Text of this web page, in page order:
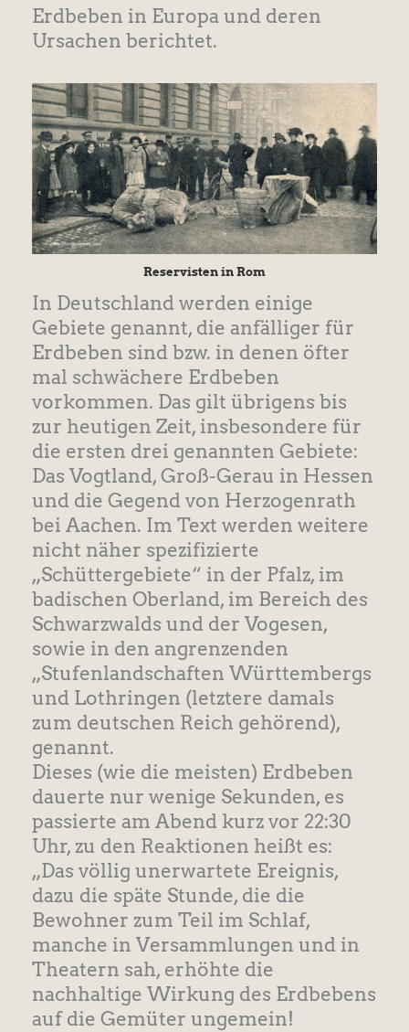
Erdbeben in Europa und deren
Ursachen berichtet.
Reservisten in Rom
In Deutschland werden einige
Gebiete genannt, die anfälliger für
Erdbeben sind bzw. in denen öfter
mal schwächere Erdbeben
vorkommen. Das gilt übrigens bis
zur heutigen Zeit, insbesondere für
die ersten drei genannten Gebiete:
Das Vogtland, Groß-Gerau in Hessen
und die Gegend von Herzogenrath
bei Aachen. Im Text werden weitere
nicht näher spezifizierte
„Schüttergebiete“ in der Pfalz, im
badischen Oberland, im Bereich des
Schwarzwalds und der Vogesen,
sowie in den angrenzenden
„Stufenlandschaften Württembergs
und Lothringen (letztere damals
zum deutschen Reich gehörend),
genannt.
Dieses (wie die meisten) Erdbeben
dauerte nur wenige Sekunden, es
passierte am Abend kurz vor 22:30
Uhr, zu den Reaktionen heißt es:
„Das völlig unerwartete Ereignis,
dazu die späte Stunde, die die
Bewohner zum Teil im Schlaf,
manche in Versammlungen und in
Theatern sah, erhöhte die
nachhaltige Wirkung des Erdbebens
auf die Gemüter ungemein!